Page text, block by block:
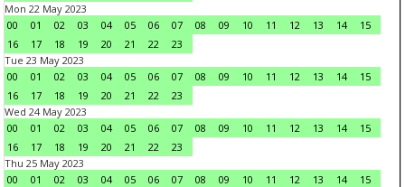
Mon 22 May 2023
00
01 02 03 04 05 06 07 08 09 10 11 12 13 14
15
16
17 18 19 20 21 22
23
Tue 23 May 2023
00
01 02 03 04 05 06 07 08 09 10 11 12 13 14
15
16
17 18 19 20 21 22
23
Wed 24 May 2023
00
01 02 03 04 05 06 07 08 09 10 11 12 13 14
15
16
17 18 19 20 21 22
23
Thu 25 May 2023
00
01 02 03 04 05 06 07 08 09 10 11 12 13 14
15